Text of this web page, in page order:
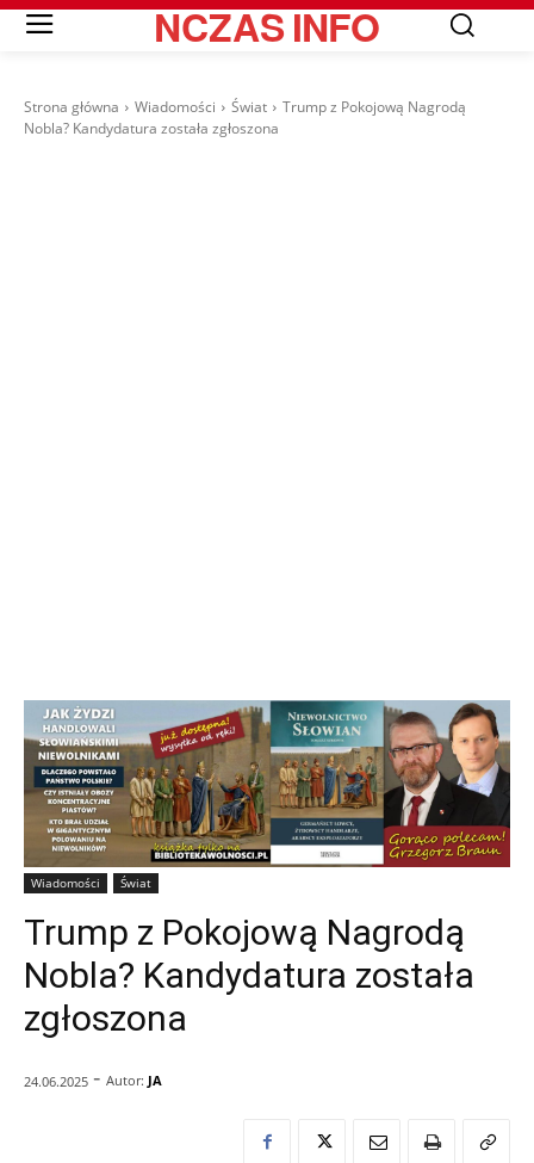
NCZASINFO
Strona główna Wiadomości Świat
Trump z Pokojową Nagrodą
Nobla? Kandydatura została zgłoszona
Wiadomości Świat
Trump z Pokojową Nagrodą
Nobla? Kandydatura została
zgłoszona
24.06.2025 - Autor: JA